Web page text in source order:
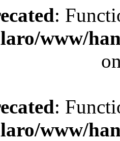
:
www/
:
www/